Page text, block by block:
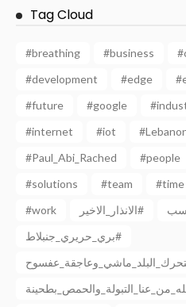
Tag Cloud
#breathing #business
#development
#edge
#future
#google
#internet
#iot
#Paul_Abi_Rached
#people
#solutions
#team #time
#work
الانذار_الاخير#
بري_حريري_جنبلاط#